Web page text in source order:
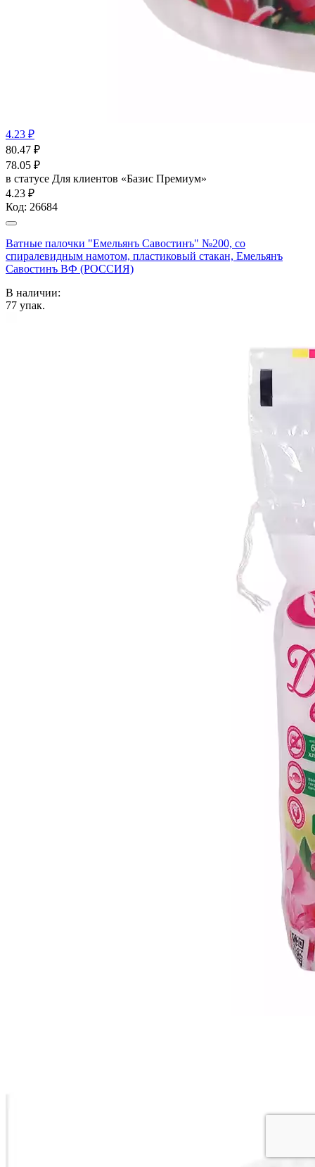
4.23 ₽
80.47 ₽
78.05 ₽
в статусе Для клиентов «Базис Премиум»
4.23 ₽
Код: 26684
Ватные палочки "Емельянъ Савостинъ" №200, со
спиралевидным намотом, пластиковый стакан, Емельянъ
Савостинъ ВФ (РОССИЯ)
В наличии:
77 упак.